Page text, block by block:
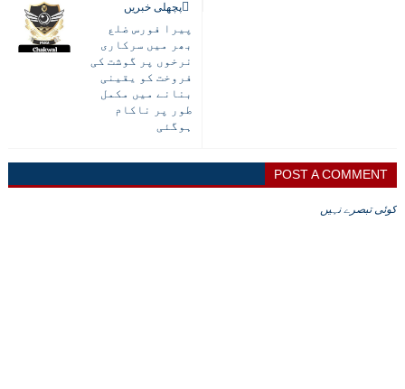
پچھلی خبریں
پیرا فورس ضلع
بھر میں سرکاری
نرخوں پر گوشت کی
فروخت کو یقینی
بنانے میں مکمل
طور پر ناکام
ہوگئی
POST A COMMENT
کوئی تبصرے نہیں